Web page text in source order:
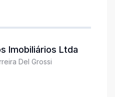
Imobiliários Ltda
Del Grossi